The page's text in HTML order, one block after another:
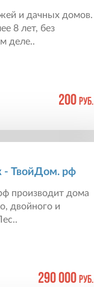
и дачных домов.
8 лет, без
деле..
200 руб.
- ТвойДом. рф
производит дома
двойного и
290 000 руб.